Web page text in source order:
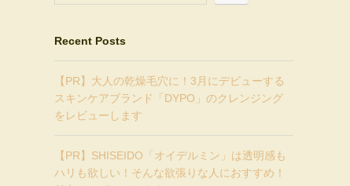
Recent Posts
【PR】大人の乾燥毛穴に！3月にデビューする
スキンケアブランド「DYPO」のクレンジング
をレビューします
【PR】SHISEIDO「オイデルミン」は透明感も
ハリも欲しい！そんな欲張りな人におすすめ！